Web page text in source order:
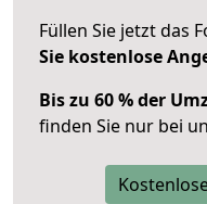
Füllen Sie jetzt das
Sie kostenlose
Bis zu 60 % der
finden Sie nur bei